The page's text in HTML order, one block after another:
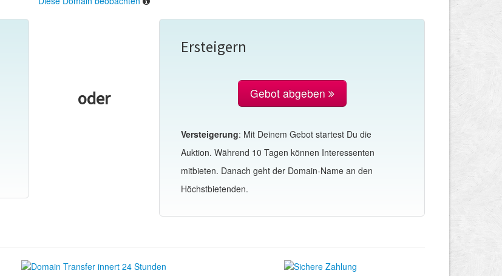
oder
Ersteigern
Gebot abgeben
Versteigerung: Mit Deinem Gebot startest Du die
Auktion. Während 10 Tagen können Interessenten
mitbieten. Danach geht der Domain-Name an den
Höchstbietenden.